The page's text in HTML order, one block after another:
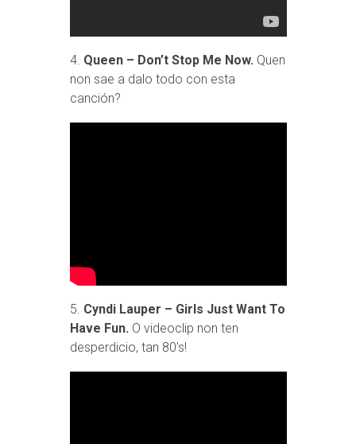
4. Queen – Don’t Stop Me Now. Quen
non sae a dalo todo con esta
canción?
5. Cyndi Lauper – Girls Just Want To
Have Fun. O videoclip non ten
desperdicio, tan 80’s!